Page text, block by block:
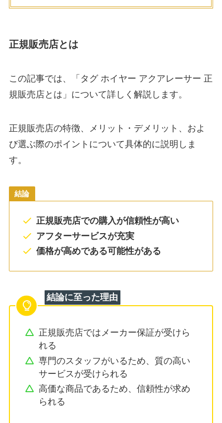
正規販売店とは
この記事では、「タグ ホイヤー アクアレーサー 正
規販売店とは」について詳しく解説します。
正規販売店の特徴、メリット・デメリット、およ
び選ぶ際のポイントについて具体的に説明しま
す。
結論
正規販売店での購入が信頼性が高い
アフターサービスが充実
価格が高めである可能性がある
結論に至った理由
正規販売店ではメーカー保証が受けら
れる
専門のスタッフがいるため、質の高い
サービスが受けられる
高価な商品であるため、信頼性が求め
られる